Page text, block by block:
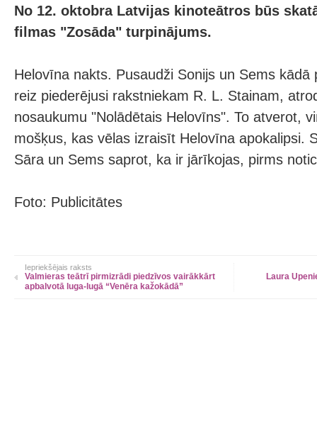
No 12. oktobra Latvijas kinoteātros būs
filmas "Zosāda" turpinājums.
Helovīna nakts. Pusaudži Sonijs un Sems kādā
reiz piederējusi rakstniekam R. L. Stainam,
nosaukumu "Nolādētais Helovīns". To atverot,
mošķus, kas vēlas izraisīt Helovīna apokalipsi.
Sāra un Sems saprot, ka ir jārīkojas, pirms
Foto: Publicitātes
Iepriekšējais raksts
Valmieras teātrī pirmizrādi piedzīvos vairākkārt
apbalvotā luga-lugā “Venēra kažokādā”
Laura